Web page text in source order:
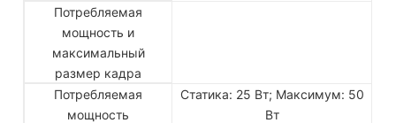
Потребляемая
мощность и
максимальный
размер кадра
Потребляемая
мощность
Статика: 25 Вт; Максимум: 50
Вт